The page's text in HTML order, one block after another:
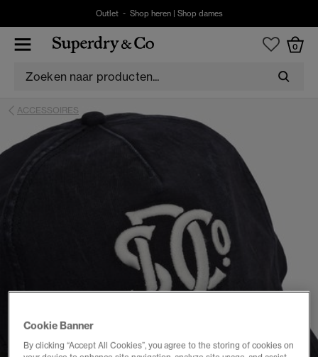
Outlet - Shop heren| Shop dames
0
ACCESSOIRES
Cookie Banner
By clicking “Accept All Cookies”, you agree to the storing of cookies on